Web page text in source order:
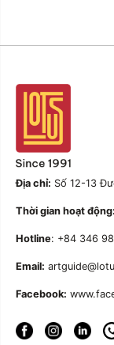
Địa chỉ: Số 12-13
Thời gian hoạt động:
Hotline: +84 346
Email:
Facebook: